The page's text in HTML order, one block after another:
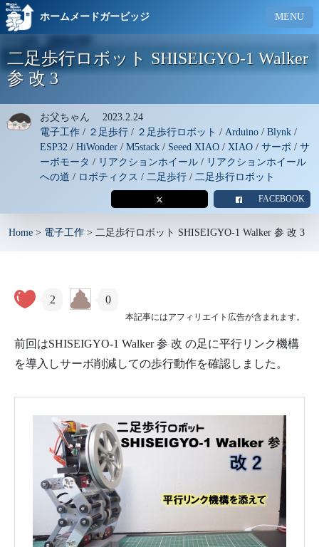
ホームメードガービッジ MENU
二足歩行ロボット SHISEIGYO-1 Walker
参 改 3
お父ちゃん 2023.2.24
電子工作 / ２足歩行 / ２足歩行ロボット / Arduino / Blynk /
ESP32 / HiWonder / M5stack / Seeed XIAO / XIAO / サーボ / サ
ーボモータ / リアクションホイール / リアクションホイール
への道 / ロボティクス / 二足歩行 / 二足歩行ロボット
FACEBOOK
Home > 電子工作 > 二足歩行ロボット SHISEIGYO-1 Walker 参 改 3
本記事にはアフィリエイト広告が含まれます。
2 0
前回はSHISEIGYO-1 Walker 参 改 の足に平行リンク機構
を導入しサーボ削減しての歩行動作を確認しました。